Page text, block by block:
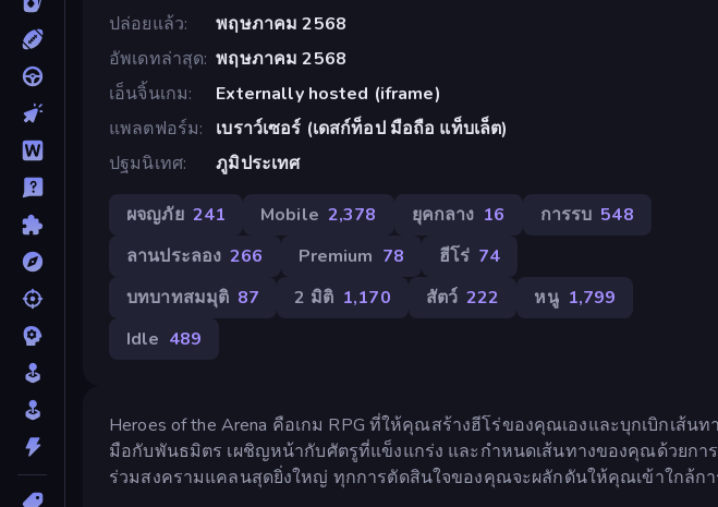
ปล่อยแล้ว
พฤษภาคม 2568
อัพเดทล่าสุด พฤษภาคม 2568
เอ็นจิ้นเกม
Externally hosted (iframe)
แพลตฟอร์ม
เบราว์เซอร์ (เดสก์ท็อป มือถือ แท็บเล็ต)
ปฐมนิเทศ
ภูมิประเทศ
ผจญภัย 241 Mobile 2,378 ยุคกลาง 16 การรบ 548
ลานประลอง 266 Premium 78 ฮีโร่ 74
บทบาทสมมุติ 87 2 มิติ 1,170 สัตว์ 222 หนู 1,799
Idle 489
Heroes of the Arena คือเกม RPG ที่ให้คุณสร้างฮีโร่ของคุณเองและบุกเบิกเส้
มือกับพันธมิตร เผชิญหน้ากับศัตรูที่แข็งแกร่ง และกำหนดเส้นทางของคุณด้วยการ
ร่วมสงครามแคลนสุดยิ่งใหญ่ ทุกการตัดสินใจของคุณจะผลักดันให้คุณเข้าใกล้ก